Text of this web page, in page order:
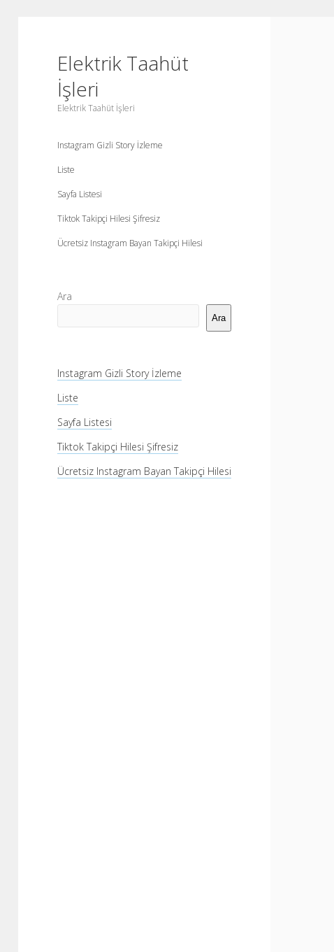
Elektrik Taahüt
İşleri
Elektrik Taahüt İşleri
Instagram Gizli Story İzleme
Liste
Sayfa Listesi
Tiktok Takipçi Hilesi Şifresiz
Ücretsiz Instagram Bayan Takipçi Hilesi
Yan
Menü
Ara
Ara
Instagram Gizli Story İzleme
Liste
Sayfa Listesi
Tiktok Takipçi Hilesi Şifresiz
Ücretsiz Instagram Bayan Takipçi Hilesi